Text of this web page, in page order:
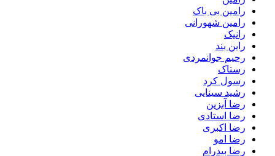
رامین بی باک
رامین شهورانی
رانیک
راین بند
رحیم جوانمردی
رستاک
رسول کرد
رشید سینایی
رضا آبزین
رضا استادی
رضا اکبری
رضا امو
رضا بیدرام